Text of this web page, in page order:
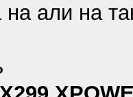
на али на